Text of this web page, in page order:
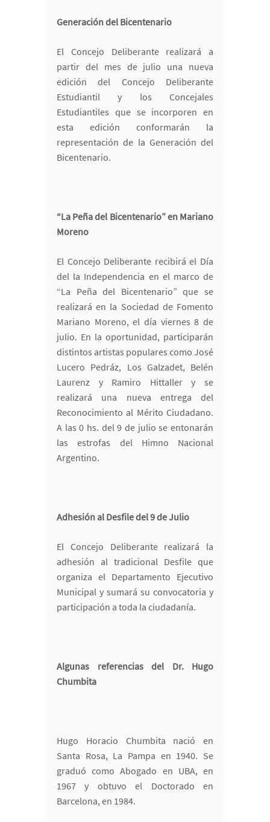
Generación del Bicentenario
El Concejo Deliberante realizará a
partir del mes de julio una nueva
edición del Concejo Deliberante
Estudiantil y los Concejales
Estudiantiles que se incorporen en
esta edición conformarán la
representación de la Generación del
Bicentenario.
“La Peña del Bicentenario” en Mariano
Moreno
El Concejo Deliberante recibirá el Día
del la Independencia en el marco de
“La Peña del Bicentenario” que se
realizará en la Sociedad de Fomento
Mariano Moreno, el día viernes 8 de
julio. En la oportunidad, participarán
distintos artistas populares como José
Lucero Pedráz, Los Galzadet, Belén
Laurenz y Ramiro Hittaller y se
realizará una nueva entrega del
Reconocimiento al Mérito Ciudadano.
A las 0 hs. del 9 de julio se entonarán
las estrofas del Himno Nacional
Argentino.
Adhesión al Desfile del 9 de Julio
El Concejo Deliberante realizará la
adhesión al tradicional Desfile que
organiza el Departamento Ejecutivo
Municipal y sumará su convocatoria y
participación a toda la ciudadanía.
Algunas referencias del Dr. Hugo
Chumbita
Hugo Horacio Chumbita nació en
Santa Rosa, La Pampa en 1940. Se
graduó como Abogado en UBA, en
1967 y obtuvo el Doctorado en
Barcelona, en 1984.